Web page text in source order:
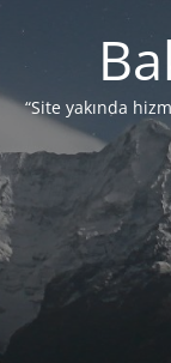
“Site yakında